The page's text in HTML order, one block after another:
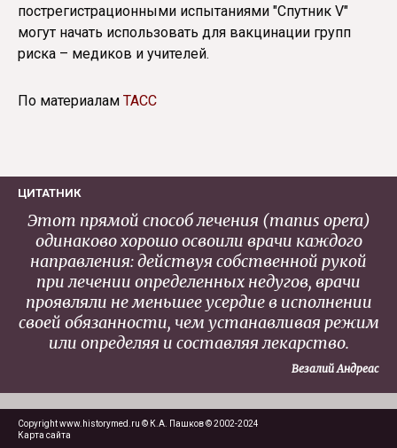
пострегистрационными испытаниями "Спутник V"
могут начать использовать для вакцинации групп
риска – медиков и учителей.
По материалам ТАСС
ЦИТАТНИК
Этот прямой способ лечения (manus opera)
одинаково хорошо освоили врачи каждого
направления: действуя собственной рукой
при лечении определенных недугов, врачи
проявляли не меньшее усердие в исполнении
своей обязанности, чем устанавливая режим
или определяя и составляя лекарство.
Везалий Андреас
Copyright www.historymed.ru © К.А. Пашков © 2002-2024
Карта сайта